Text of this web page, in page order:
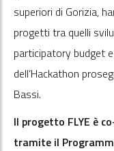
superiori di Gorizia,
progetti tra quelli
participatory budget
dell’Hackathon
Bassi.
Il progetto FLYE è
tramite il